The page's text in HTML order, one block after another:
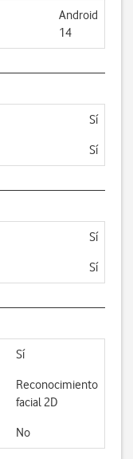
Android
14
Sí
Sí
Sí
Sí
Sí
Reconocimiento
facial 2D
No